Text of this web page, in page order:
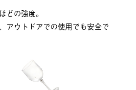
どの強度。
アウトドアでの使用でも安全で